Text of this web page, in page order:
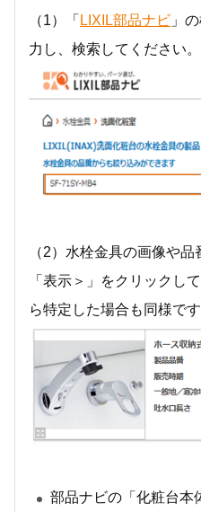
（1）「 LIXIL部品ナビ 」
力し、検索してください。
（2）水栓金具の画像や品
「表示＞」をクリックし
ら特定した場合も同様で
部品ナビの「化粧台本